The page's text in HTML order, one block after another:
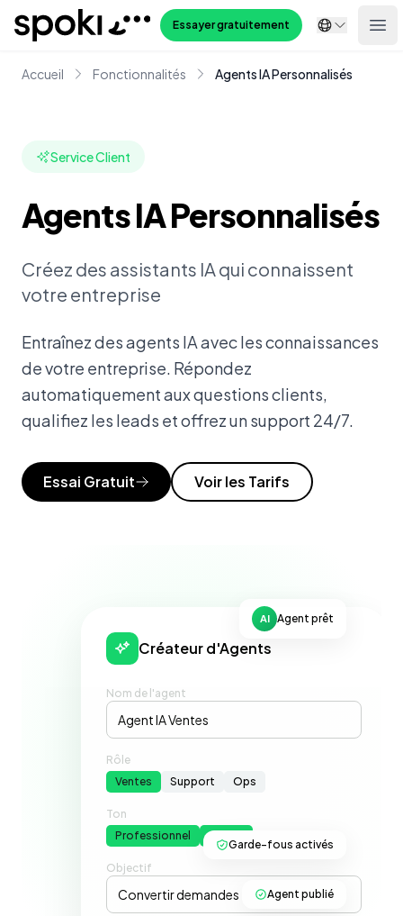
Spoki Essayer gratuitement
Accueil Fonctionnalités Agents IA Personnalisés
Service Client
Agents IA Personnalisés
Créez des assistants IA qui connaissent
votre entreprise
Entraînez des agents IA avec les connaissances
de votre entreprise. Répondez
automatiquement aux questions clients,
qualifiez les leads et offrez un support 24/7.
Essai Gratuit Voir les Tarifs
Créateur d'Agents
Nom de l'agent
Agent IA Ventes
Rôle
Ventes
Support Ops
Ton
Professionnel
Amical
Objectif
Convertir demandes → checkout
AI Agent prêt
Garde-fous activés
Agent publié